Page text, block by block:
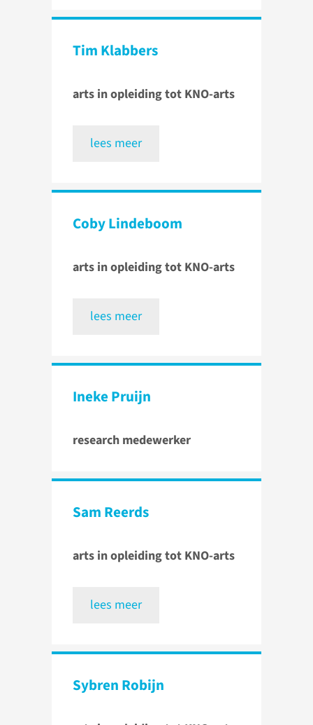
Tim Klabbers
arts in opleiding tot KNO-arts
lees meer
Coby Lindeboom
arts in opleiding tot KNO-arts
lees meer
Ineke Pruijn
research medewerker
Sam Reerds
arts in opleiding tot KNO-arts
lees meer
Sybren Robijn